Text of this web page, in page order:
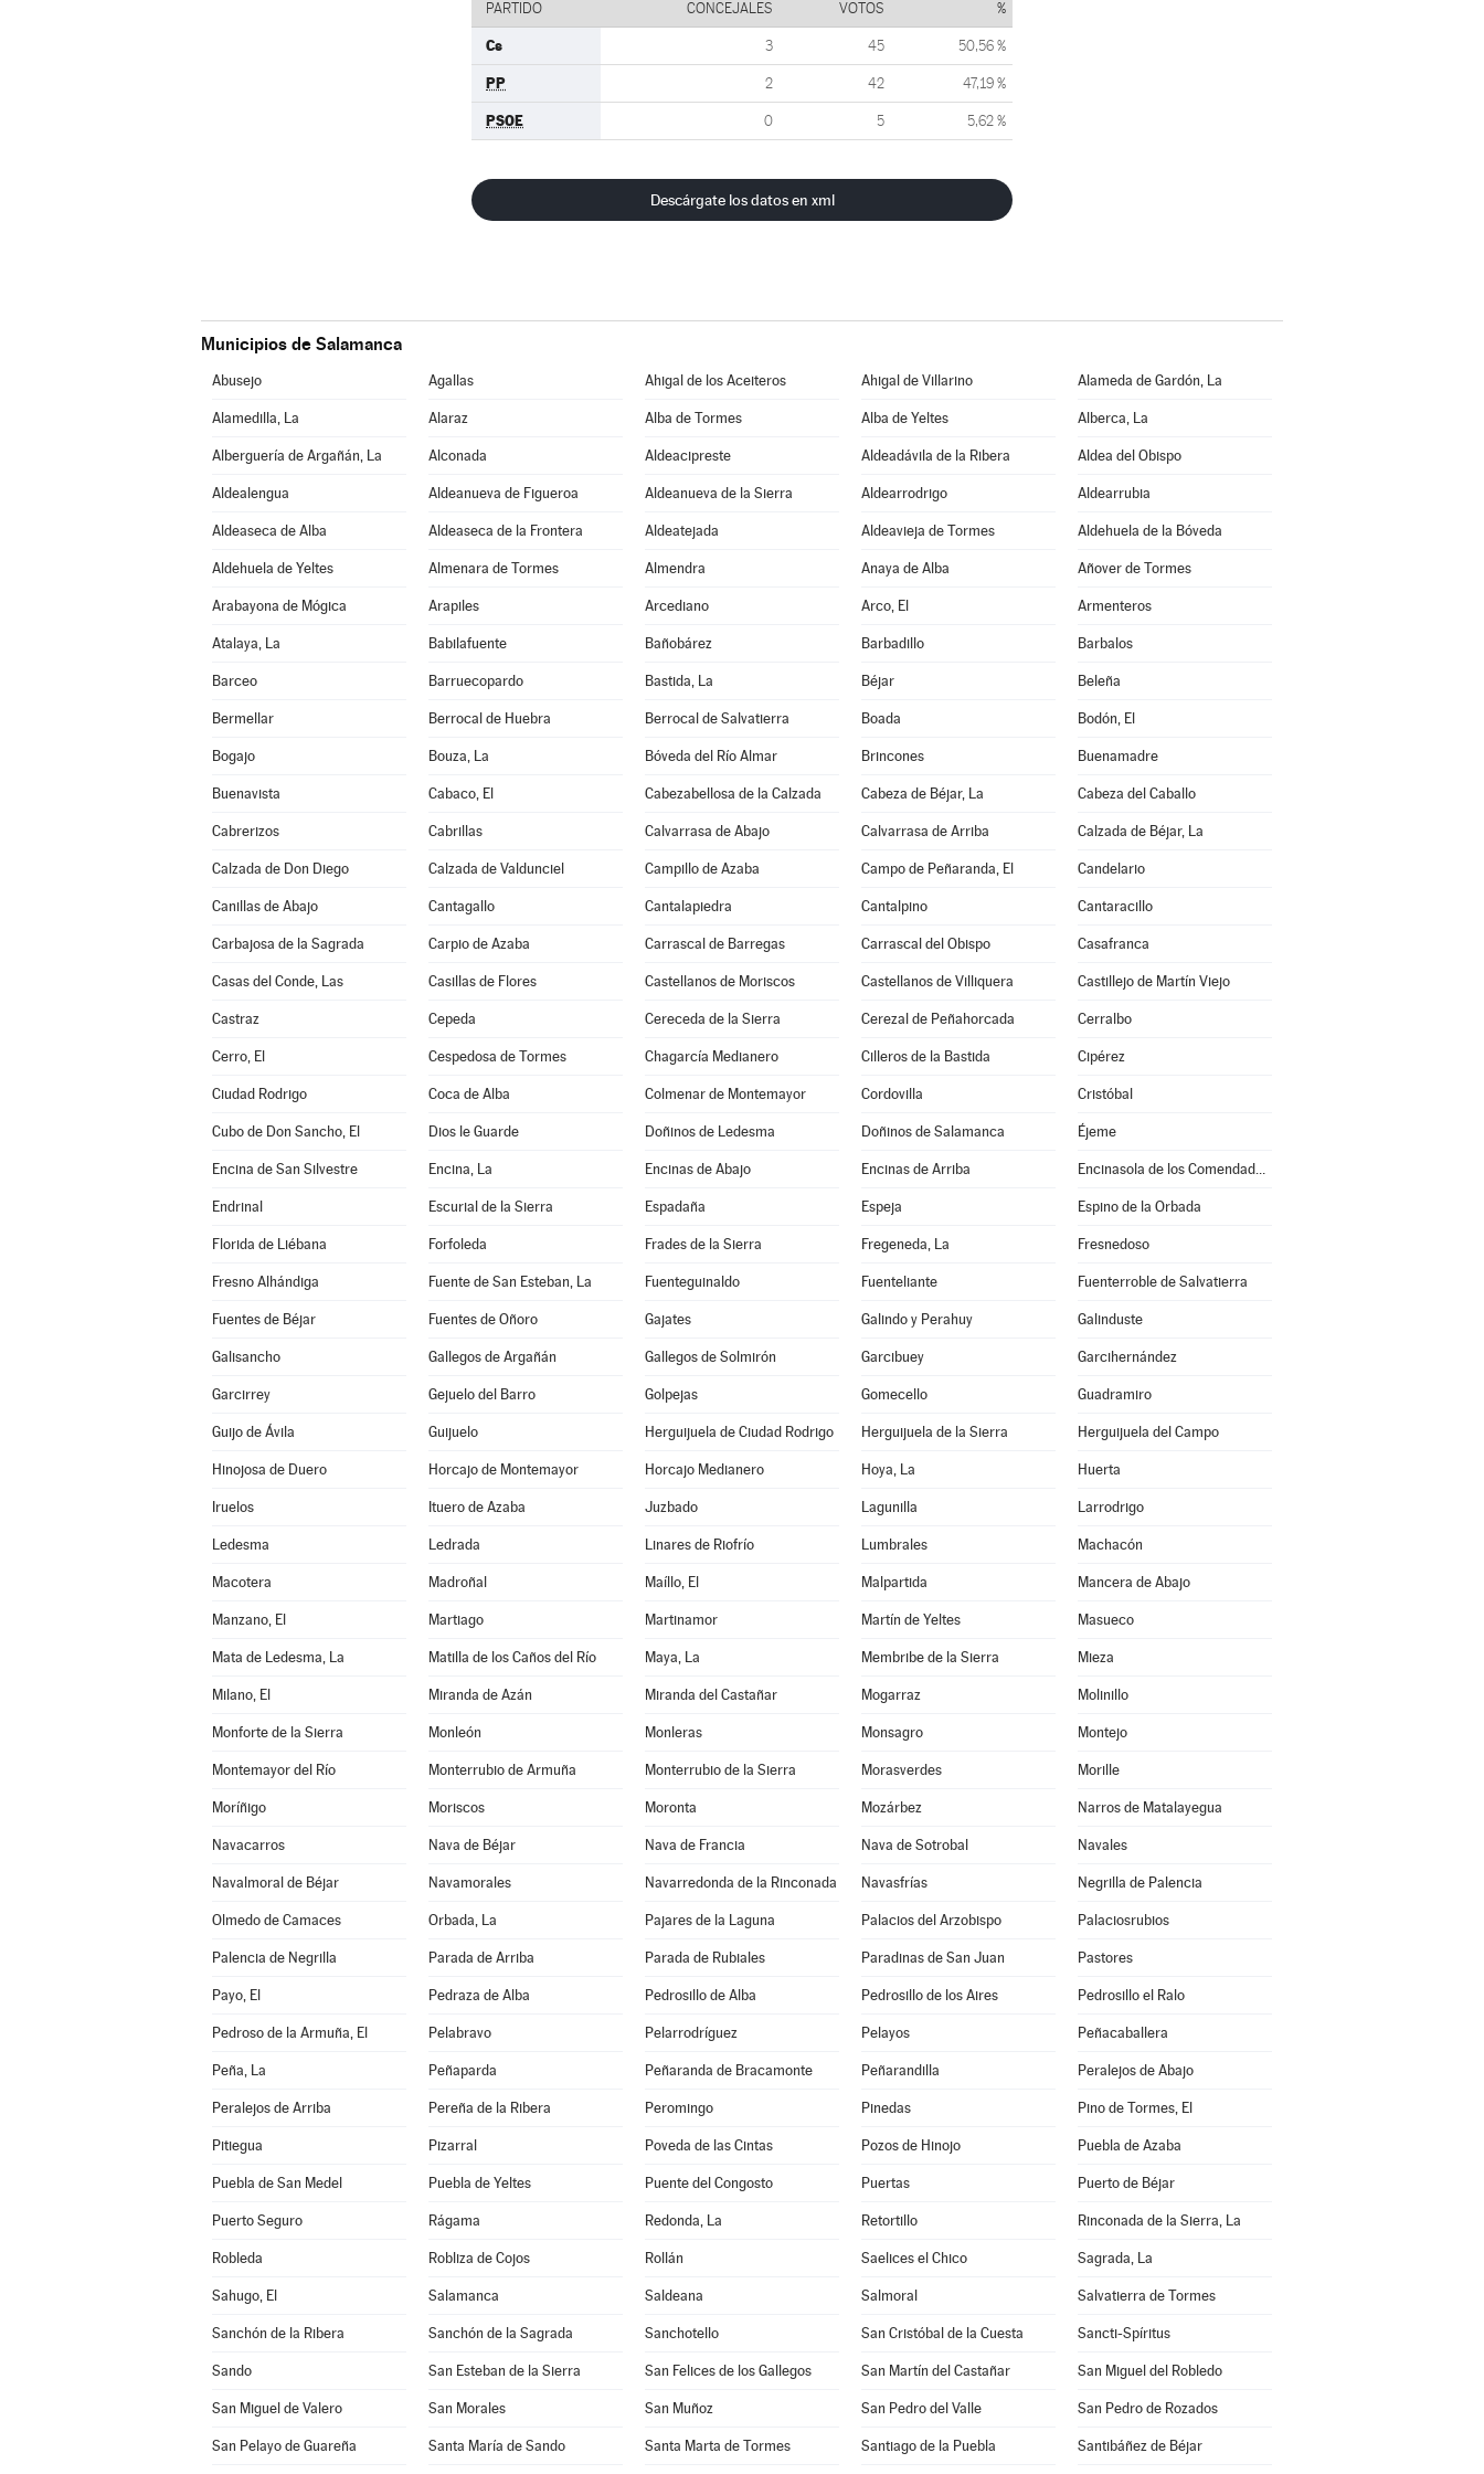
PARTIDO CONCEJALES VOTOS %
Cs 3 45 50,56 %
PP 2 42 47,19 %
PSOE 0 5 5,62 %
Descárgate los datos en xml
Municipios de Salamanca
Abusejo Agallas Ahigal de los Aceiteros Ahigal de Villarino Alameda de Gardón, La
Alamedilla, La Alaraz Alba de Tormes Alba de Yeltes Alberca, La
Alberguería de Argañán, La Alconada Aldeacipreste Aldeadávila de la Ribera Aldea del Obispo
Aldealengua Aldeanueva de Figueroa Aldeanueva de la Sierra Aldearrodrigo Aldearrubia
Aldeaseca de Alba Aldeaseca de la Frontera Aldeatejada Aldeavieja de Tormes Aldehuela de la Bóveda
Aldehuela de Yeltes Almenara de Tormes Almendra Anaya de Alba Añover de Tormes
Arabayona de Mógica Arapiles Arcediano Arco, El Armenteros
Atalaya, La Babilafuente Bañobárez Barbadillo Barbalos
Barceo Barruecopardo Bastida, La Béjar Beleña
Bermellar Berrocal de Huebra Berrocal de Salvatierra Boada Bodón, El
Bogajo Bouza, La Bóveda del Río Almar Brincones Buenamadre
Buenavista Cabaco, El Cabezabellosa de la Calzada Cabeza de Béjar, La Cabeza del Caballo
Cabrerizos Cabrillas Calvarrasa de Abajo Calvarrasa de Arriba Calzada de Béjar, La
Calzada de Don Diego Calzada de Valdunciel Campillo de Azaba Campo de Peñaranda, El Candelario
Canillas de Abajo Cantagallo Cantalapiedra Cantalpino Cantaracillo
Carbajosa de la Sagrada Carpio de Azaba Carrascal de Barregas Carrascal del Obispo Casafranca
Casas del Conde, Las Casillas de Flores Castellanos de Moriscos Castellanos de Villiquera Castillejo de Martín Viejo
Castraz Cepeda Cereceda de la Sierra Cerezal de Peñahorcada Cerralbo
Cerro, El Cespedosa de Tormes Chagarcía Medianero Cilleros de la Bastida Cipérez
Ciudad Rodrigo Coca de Alba Colmenar de Montemayor Cordovilla Cristóbal
Cubo de Don Sancho, El Dios le Guarde Doñinos de Ledesma Doñinos de Salamanca Éjeme
Encina de San Silvestre Encina, La Encinas de Abajo Encinas de Arriba Encinasola de los Comendadores
Endrinal Escurial de la Sierra Espadaña Espeja Espino de la Orbada
Florida de Liébana Forfoleda Frades de la Sierra Fregeneda, La Fresnedoso
Fresno Alhándiga Fuente de San Esteban, La Fuenteguinaldo Fuenteliante Fuenterroble de Salvatierra
Fuentes de Béjar Fuentes de Oñoro Gajates Galindo y Perahuy Galinduste
Galisancho Gallegos de Argañán Gallegos de Solmirón Garcibuey Garcihernández
Garcirrey Gejuelo del Barro Golpejas Gomecello Guadramiro
Guijo de Ávila Guijuelo Herguijuela de Ciudad Rodrigo Herguijuela de la Sierra Herguijuela del Campo
Hinojosa de Duero Horcajo de Montemayor Horcajo Medianero Hoya, La Huerta
Iruelos Ituero de Azaba Juzbado Lagunilla Larrodrigo
Ledesma Ledrada Linares de Riofrío Lumbrales Machacón
Macotera Madroñal Maíllo, El Malpartida Mancera de Abajo
Manzano, El Martiago Martinamor Martín de Yeltes Masueco
Mata de Ledesma, La Matilla de los Caños del Río Maya, La Membribe de la Sierra Mieza
Milano, El Miranda de Azán Miranda del Castañar Mogarraz Molinillo
Monforte de la Sierra Monleón Monleras Monsagro Montejo
Montemayor del Río Monterrubio de Armuña Monterrubio de la Sierra Morasverdes Morille
Moríñigo Moriscos Moronta Mozárbez Narros de Matalayegua
Navacarros Nava de Béjar Nava de Francia Nava de Sotrobal Navales
Navalmoral de Béjar Navamorales Navarredonda de la Rinconada Navasfrías Negrilla de Palencia
Olmedo de Camaces Orbada, La Pajares de la Laguna Palacios del Arzobispo Palaciosrubios
Palencia de Negrilla Parada de Arriba Parada de Rubiales Paradinas de San Juan Pastores
Payo, El Pedraza de Alba Pedrosillo de Alba Pedrosillo de los Aires Pedrosillo el Ralo
Pedroso de la Armuña, El Pelabravo Pelarrodríguez Pelayos Peñacaballera
Peña, La Peñaparda Peñaranda de Bracamonte Peñarandilla Peralejos de Abajo
Peralejos de Arriba Pereña de la Ribera Peromingo Pinedas Pino de Tormes, El
Pitiegua Pizarral Poveda de las Cintas Pozos de Hinojo Puebla de Azaba
Puebla de San Medel Puebla de Yeltes Puente del Congosto Puertas Puerto de Béjar
Puerto Seguro Rágama Redonda, La Retortillo Rinconada de la Sierra, La
Robleda Robliza de Cojos Rollán Saelices el Chico Sagrada, La
Sahugo, El Salamanca Saldeana Salmoral Salvatierra de Tormes
Sanchón de la Ribera Sanchón de la Sagrada Sanchotello San Cristóbal de la Cuesta Sancti-Spíritus
Sando San Esteban de la Sierra San Felices de los Gallegos San Martín del Castañar San Miguel del Robledo
San Miguel de Valero San Morales San Muñoz San Pedro del Valle San Pedro de Rozados
San Pelayo de Guareña Santa María de Sando Santa Marta de Tormes Santiago de la Puebla Santibáñez de Béjar